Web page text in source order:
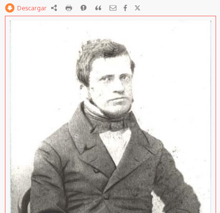
Descargar RDF imprimirReportarCitar